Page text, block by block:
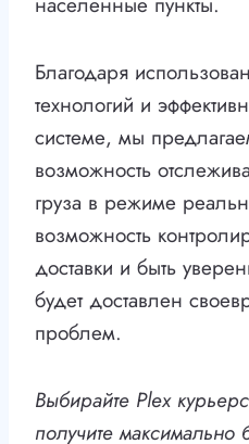
Благодаря
технологий и
системе, мы
возможность
груза в режиме
возможность
доставки и быть
будет доставлен
проблем.
Выбирайте Plex
получите